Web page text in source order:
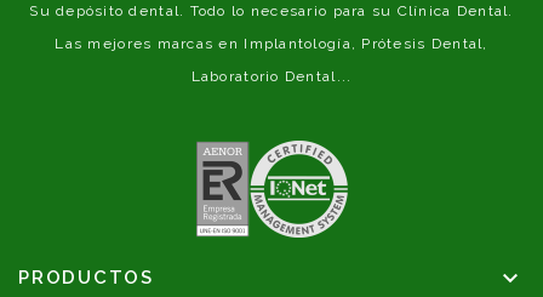
Su depósito dental. Todo lo necesario para su Clínica Dental.
Las mejores marcas en Implantología, Prótesis Dental,
Laboratorio Dental...
PRODUCTOS 